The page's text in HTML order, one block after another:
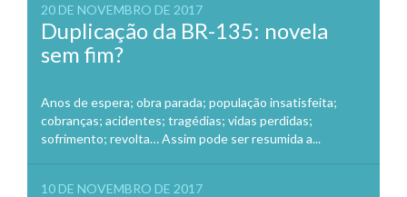
20 DE NOVEMBRO DE 2017
Duplicação da BR-135: novela
sem fim?
Anos de espera; obra parada; população insatisfeita;
cobranças; acidentes; tragédias; vidas perdidas;
sofrimento; revolta… Assim pode ser resumida a...
10 DE NOVEMBRO DE 2017